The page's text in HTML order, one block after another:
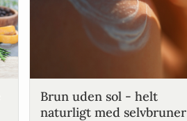
Brun uden sol - helt
naturligt med selvbruner